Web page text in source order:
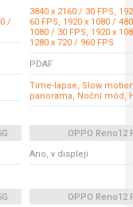
/
3840 x 2160 / 30 FPS,
60 FPS, 1920 x 1080 /
1080 / 30 FPS, 1920 x
1280 x 720 / 960 FPS
PDAF
Time-lapse, Slow
panorama, Noční mód,
OPPO Reno12
Ano, v displeji
OPPO Reno12